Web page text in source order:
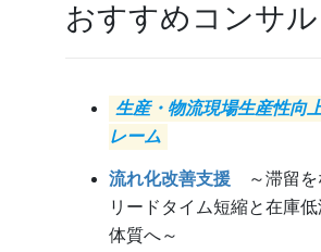
おすすめコンサル
生産・物流現場生産性向
レーム
流れ化改善支援 ～滞留を
リードタイム短縮と在庫
体質へ～